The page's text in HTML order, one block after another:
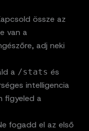
össze az
van a
adj neki
a /stats és
intelligencia
figyeled a
fogadd el az első